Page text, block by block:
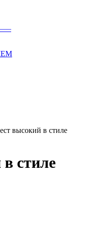
высокий в стиле
стиле